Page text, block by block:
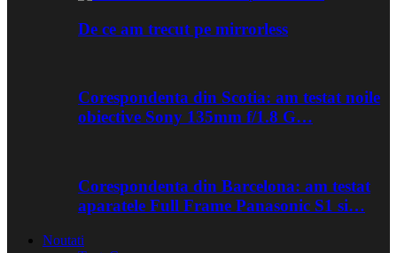
De ce am trecut pe mirrorless
Corespondenta din Scotia: am testat noile
obiective Sony 135mm f/1.8 G…
Corespondenta din Barcelona: am testat
aparatele Full Frame Panasonic S1 si…
Noutati